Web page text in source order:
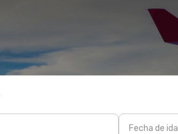
Fecha de ida